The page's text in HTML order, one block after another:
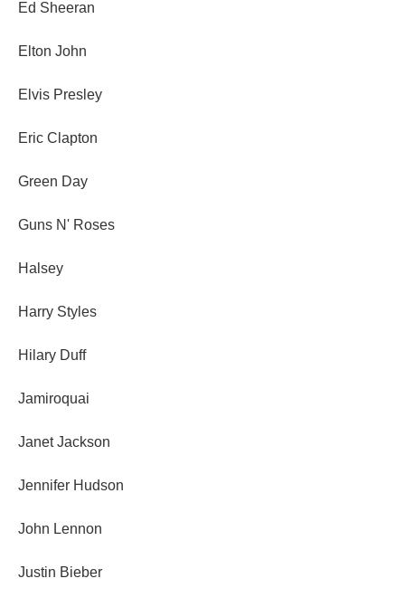
Ed Sheeran
Elton John
Elvis Presley
Eric Clapton
Green Day
Guns N' Roses
Halsey
Harry Styles
Hilary Duff
Jamiroquai
Janet Jackson
Jennifer Hudson
John Lennon
Justin Bieber